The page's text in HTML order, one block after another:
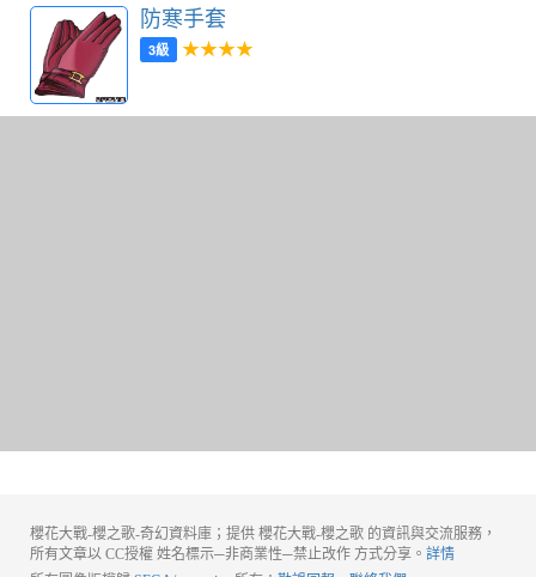
防寒手套
3級 ★★★★
櫻花大戰-櫻之歌-奇幻資料庫；提供 櫻花大戰-櫻之歌 的資訊與交流服務，
所有文章以 CC授權 姓名標示─非商業性─禁止改作 方式分享。 詳情